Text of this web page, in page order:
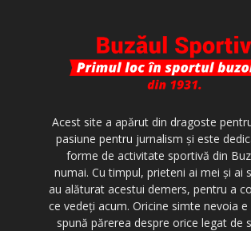
Acest site a apărut din dragoste
pasiune pentru jurnalism şi este
forme de activitate sportivă din
numai. Cu timpul, prieteni ai mei şi ai
au alăturat acestui demers, pentru a
ce vedeţi acum. Oricine simte nevoia
spună părerea despre orice legat de